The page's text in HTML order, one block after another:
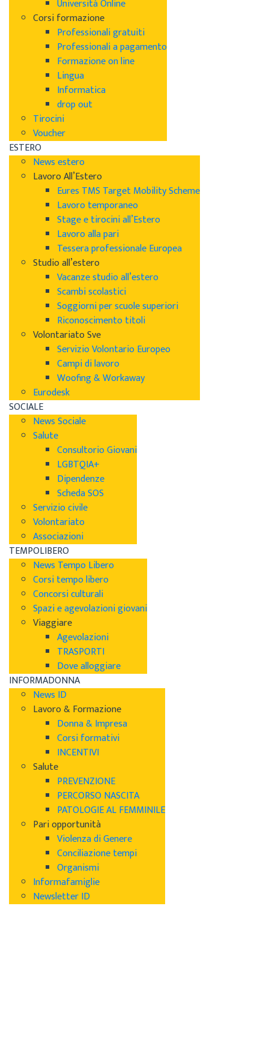
Università Online
Corsi formazione
Professionali gratuiti
Professionali a pagamento
Formazione on line
Lingua
Informatica
drop out
Tirocini
Voucher
ESTERO
News estero
Lavoro All’Estero
Eures TMS Target Mobility Scheme
Lavoro temporaneo
Stage e tirocini all’Estero
Lavoro alla pari
Tessera professionale Europea
Studio all’estero
Vacanze studio all’estero
Scambi scolastici
Soggiorni per scuole superiori
Riconoscimento titoli
Volontariato Sve
Servizio Volontario Europeo
Campi di lavoro
Woofing & Workaway
Eurodesk
SOCIALE
News Sociale
Salute
Consultorio Giovani
LGBTQIA+
Dipendenze
Scheda SOS
Servizio civile
Volontariato
Associazioni
TEMPOLIBERO
News Tempo Libero
Corsi tempo libero
Concorsi culturali
Spazi e agevolazioni giovani
Viaggiare
Agevolazioni
TRASPORTI
Dove alloggiare
INFORMADONNA
News ID
Lavoro & Formazione
Donna & Impresa
Corsi formativi
INCENTIVI
Salute
PREVENZIONE
PERCORSO NASCITA
PATOLOGIE AL FEMMINILE
Pari opportunità
Violenza di Genere
Conciliazione tempi
Organismi
Informafamiglie
Newsletter ID